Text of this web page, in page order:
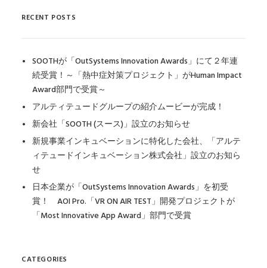
RECENT POSTS
SOOTHが「OutSystems Innovation Awards」にて２年連
続受賞！～「熱中症対策プロジェクト」がHuman Impact
Award部門で受賞～
アルティテュードグループの紹介ムービーが完成！
新会社「SOOTH (スース)」設立のお知らせ
新規事業インキュベーションに特化した会社、「アルテ
ィテュードインキュベーション株式会社」設立のお知ら
せ
日本企業が「OutSystems Innovation Awards」を初受
賞！ AOI Pro.「VR ON AIR TEST」開発プロジェクトが
「Most Innovative App Award」部門で受賞
CATEGORIES